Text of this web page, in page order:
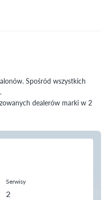
Spośród wszystkich
dealerów marki w 2
Serwisy
2